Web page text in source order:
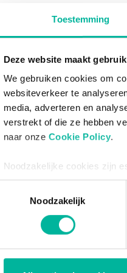
Toestemming
Deze website maakt
We gebruiken cookies om
websiteverkeer te
media, adverteren en
verstrekt of die ze hebben
naar onze Cookie Policy.
Noodzakelijke cookies zijn
bestaat enkel een
via de consent management
Noodzakelijk
secundair
van tabak en
van het terreinen
in specifiek
overlast veroorzaken
december 2024
zelf maken of (gratis)
van 208 euro tot
organisatie het rookvrije
om het draagvlak